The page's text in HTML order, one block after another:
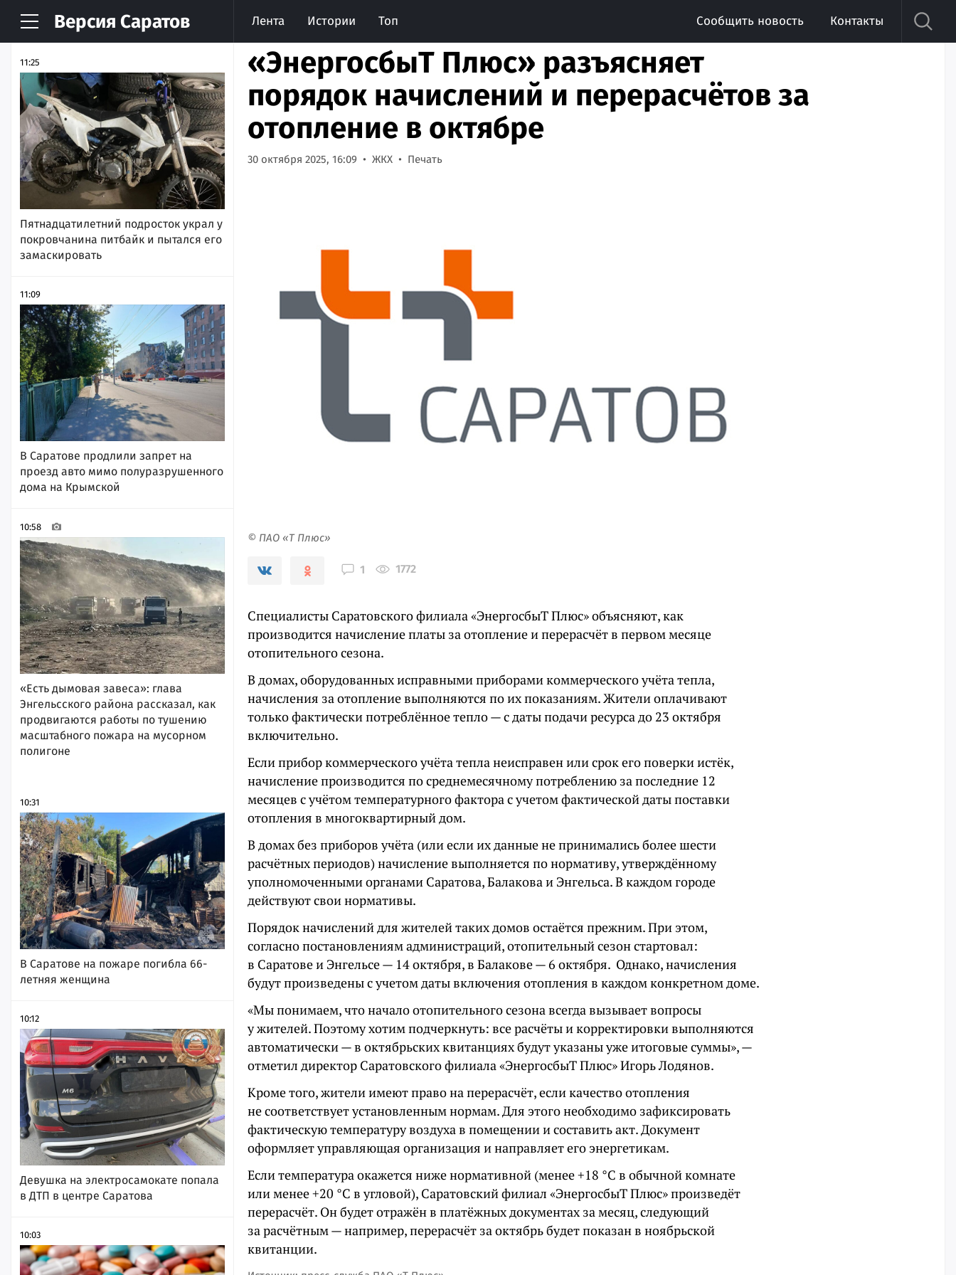
Версия Саратов Лента Истории Топ Сообщить новость Контакты
НОВОСТИ АРХИВ
11:25
Пятнадцатилетний подросток украл у
покровчанина питбайк и пытался его
замаскировать
11:09
В Саратове продлили запрет на
проезд авто мимо полуразрушенного
дома на Крымской
10:58
«Есть дымовая завеса»: глава
Энгельсского района рассказал, как
продвигаются работы по тушению
масштабного пожара на мусорном
полигоне
10:31
В Саратове на пожаре погибла 66-
летняя женщина
10:12
Девушка на электросамокате попала
в ДТП в центре Саратова
10:03
«ЭнергосбыТ Плюс» разъясняет
порядок начислений и перерасчётов за
отопление в октябре
30 октября 2025, 16:09 ЖКХ Печать
© ПАО «Т Плюс»
1 1772
Специалисты Саратовского филиала «ЭнергосбыТ Плюс» объясняют, как
производится начисление платы за отопление и перерасчёт в первом месяце
отопительного сезона.
В домах, оборудованных исправными приборами коммерческого учёта тепла,
начисления за отопление выполняются по их показаниям. Жители оплачивают
только фактически потреблённое тепло — с даты подачи ресурса до 23 октября
включительно.
Если прибор коммерческого учёта тепла неисправен или срок его поверки истёк,
начисление производится по среднемесячному потреблению за последние 12
месяцев с учётом температурного фактора с учетом фактической даты поставки
отопления в многоквартирный дом.
В домах без приборов учёта (или если их данные не принимались более шести
расчётных периодов) начисление выполняется по нормативу, утверждённому
уполномоченными органами Саратова, Балакова и Энгельса. В каждом городе
действуют свои нормативы.
Порядок начислений для жителей таких домов остаётся прежним. При этом,
согласно постановлениям администраций, отопительный сезон стартовал:
в Саратове и Энгельсе — 14 октября, в Балакове — 6 октября. Однако, начисления
будут произведены с учетом даты включения отопления в каждом конкретном доме.
«Мы понимаем, что начало отопительного сезона всегда вызывает вопросы
у жителей. Поэтому хотим подчеркнуть: все расчёты и корректировки выполняются
автоматически — в октябрьских квитанциях будут указаны уже итоговые суммы», —
отметил директор Саратовского филиала «ЭнергосбыТ Плюс» Игорь Лодянов.
Кроме того, жители имеют право на перерасчёт, если качество отопления
не соответствует установленным нормам. Для этого необходимо зафиксировать
фактическую температуру воздуха в помещении и составить акт. Документ
оформляет управляющая организация и направляет его энергетикам.
Если температура окажется ниже нормативной (менее +18 °C в обычной комнате
или менее +20 °C в угловой), Саратовский филиал «ЭнергосбыТ Плюс» произведёт
перерасчёт. Он будет отражён в платёжных документах за месяц, следующий
за расчётным — например, перерасчёт за октябрь будет показан в ноябрьской
квитанции.